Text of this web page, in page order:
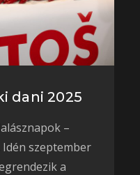
dani 2025
–
Idén szeptember
a